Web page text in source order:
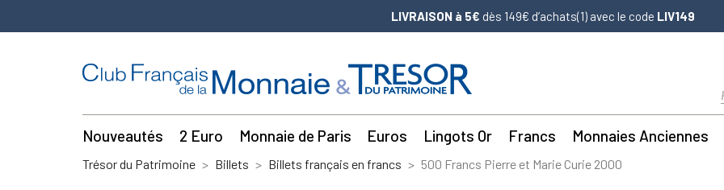
LIVRAISON à 5€ dès 149€ d’achats(1) avec le code LIV149
Nouveautés 2 Euro Monnaie de Paris Euros Lingots Or Francs Monnaies Anciennes
Trésor du Patrimoine Billets Billets français en francs 500 Francs Pierre et Marie Curie 2000